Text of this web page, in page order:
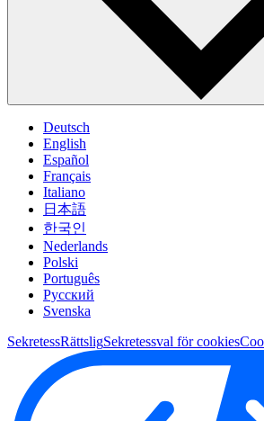
Deutsch
English
Español
Français
Italiano
日本語
한국인
Nederlands
Polski
Português
Pусский
Svenska
SekretessRättsligSekretessval för cookies